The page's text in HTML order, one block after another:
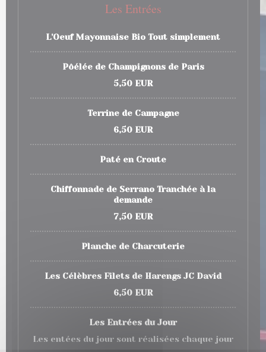
Les Entrées
L'Oeuf Mayonnaise Bio Tout simplement
Pôélée de Champignons de Paris
5,50 EUR
Terrine de Campagne
6,50 EUR
Paté en Croute
Chiffonnade de Serrano Tranchée à la
demande
7,50 EUR
Planche de Charcuterie
Les Célèbres Filets de Harengs JC David
6,50 EUR
Les Entrées du Jour
Les entées du jour sont réalisées chaque jour